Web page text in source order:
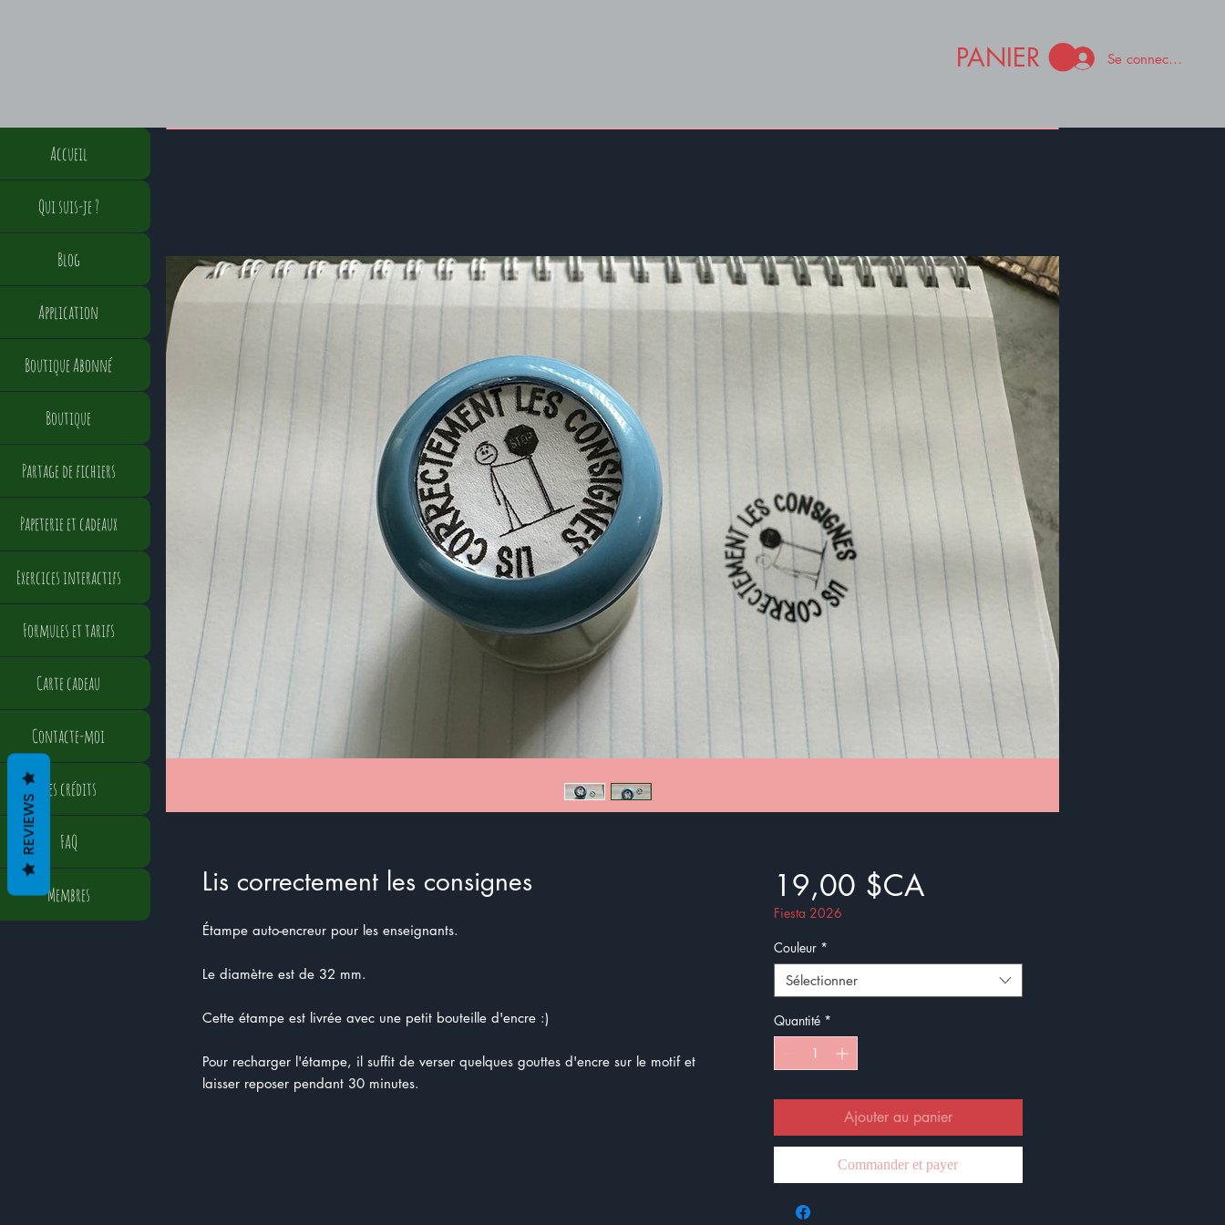
PANIER Se connecter
Lis correctement les consignes
Étampe auto-encreur pour les enseignants.
Le diamètre est de 32 mm.
Cette étampe est livrée avec une petit bouteille d'encre :)
Pour recharger l'étampe, il suffit de verser quelques gouttes d'encre sur le motif et
laisser reposer pendant 30 minutes.
19,00 $CAPrix
Fiesta 2026
Couleur *
Sélectionner
Quantité *
Ajouter au panier
Commander et payer
Accueil
Qui suis-je ?
Blog
Application
Boutique Abonné
Boutique
Partage de fichiers
Papeterie et cadeaux
Exercices interactifs
Formules et tarifs
Carte cadeau
Contacte-moi
Mes crédits
FAQ
Membres
REVIEWS